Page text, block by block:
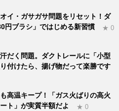
イ・ガサガサ問題をリセット！ダ
円ブラシ」ではじめる新習慣
★ 0
だく問題。ダクトレールに「小型
付けたら、揚げ物だって楽勝です
高温キープ！「ガス火ばりの高火
ト」が実質半額だよ
★ 0